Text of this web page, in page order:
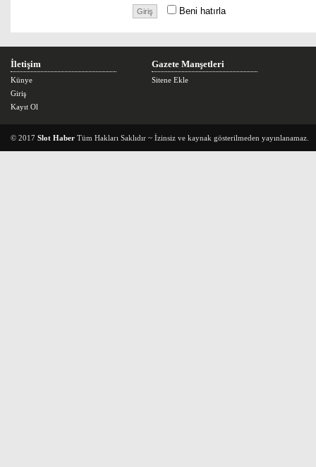
Beni hatırla
İletişim
Künye
Giriş
Kayıt Ol
Gazete Manşetleri
Sitene Ekle
© 2017 Slot Haber Tüm Hakları Saklıdır ~ İzinsiz ve kaynak gösterilmeden yayınlanamaz.